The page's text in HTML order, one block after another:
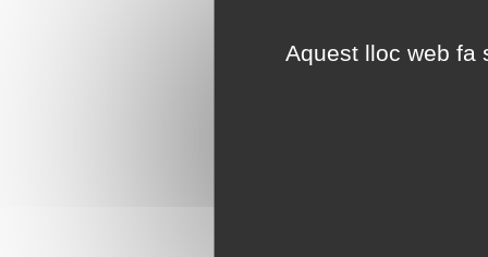
Aquest lloc web fa